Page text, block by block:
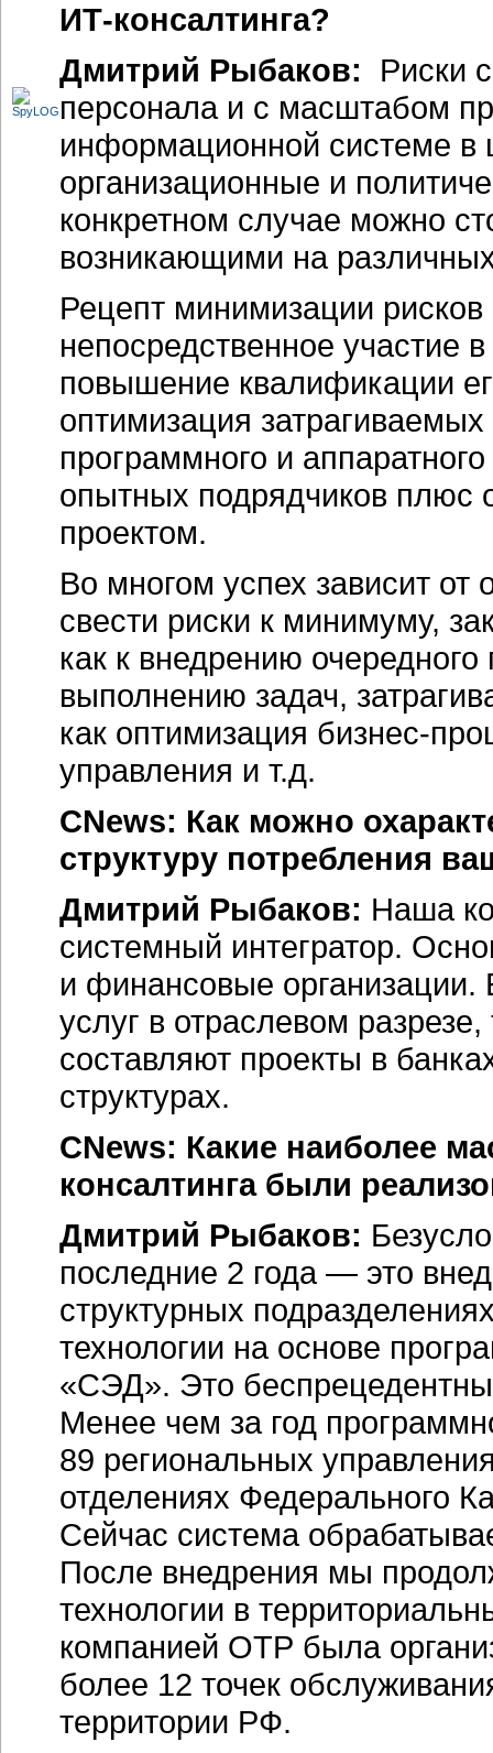
ИТ-консалтинга?
Дмитрий Рыбаков: Риски
персонала и с масштабом
информационной системе в
организационные и
конкретном случае можно
возникающими на
Рецепт минимизации
непосредственное участие
повышение квалификации
оптимизация
программного и
опытных подрядчиков плюс
проектом.
Во многом успех зависит от
свести риски к минимуму,
как к внедрению
выполнению задач,
как оптимизация бизнес-
управления и т.д.
CNews: Как можно
структуру потребления
Дмитрий Рыбаков: Наша
системный интегратор.
и финансовые организации.
услуг в отраслевом
составляют проекты в
структурах.
CNews: Какие наиболее
консалтинга были
Дмитрий Рыбаков:
последние 2 года — это
структурных
технологии на основе
«СЭД». Это
Менее чем за год
89 региональных
отделениях Федерального
Сейчас система
После внедрения мы
технологии в
компанией ОТР была
более 12 точек
территории РФ.